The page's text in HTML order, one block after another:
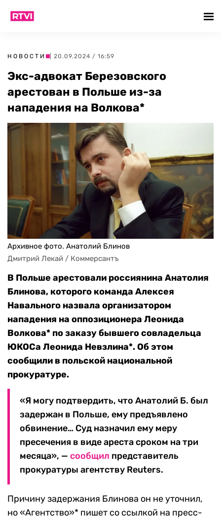
НОВОСТИ | 20.09.2024 / 16:59
Экс-адвокат Березовского
арестован в Польше из-за
нападения на Волкова*
Архивное фото. Анатолий Блинов
Дмитрий Лекай / Коммерсантъ
В Польше арестовали россиянина Анатолия
Блинова, которого команда Алексея
Навального назвала организатором
нападения на оппозиционера Леонида
Волкова* по заказу бывшего совладельца
ЮКОСа Леонида Невзлина*. Об этом
сообщили в польской национальной
прокуратуре.
«Я могу подтвердить, что Анатолий Б. был
задержан в Польше, ему предъявлено
обвинение… Суд назначил ему меру
пресечения в виде ареста сроком на три
месяца», — сообщил представитель
прокуратуры агентству Reuters.
Причину задержания Блинова он не уточнил,
но «Агентство»* пишет со ссылкой на пресс-